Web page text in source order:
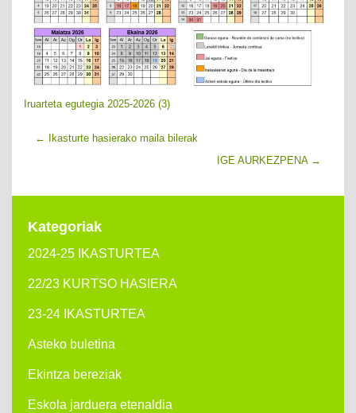
Iruarteta egutegia 2025-2026 (3)
←
Ikasturte hasierako maila bilerak
IGE AURKEZPENA→
Kategoriak
2024-25 IKASTURTEA
22/23 KURTSO HASIERA
23-24 IKASTURTEA
Asteko buletina
Ekintza bereziak
Eskola jarduera etenaldia